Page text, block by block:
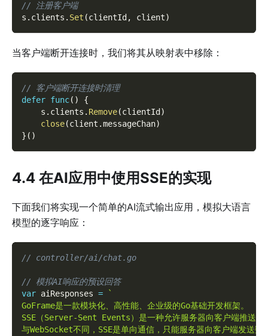
// 注册客户端
s . clients . Set (clientId , client)
当客户端断开连接时，我们将其从映射表中移除：
// 客户端断开连接时清理
defer func( )
{
    s
. clients . Remove(clientId )
close(client .messageChan)
} ( )
4.4 在AI应用中使用SSE的实现
下面我们将实现一个简单的AI流式输出应用，模拟大语言
模型的逐字响应：
// controller/ai/chat.go
// 模拟AI响应的预设回答
var aiResponses =
`
GoFrame是一款模块化、高性能、企业级的Go基础开发框架。
SSE（Server-Sent Events）是一种允许服务器向客户端推送数
与WebSocket不同，SSE是单向通信，只能服务器向客户端发送数